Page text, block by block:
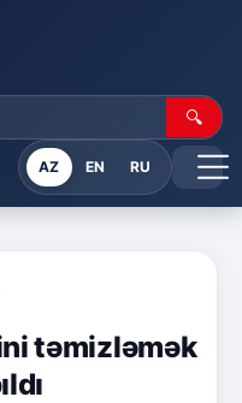
🔍
AZ EN RU
təmizləmək